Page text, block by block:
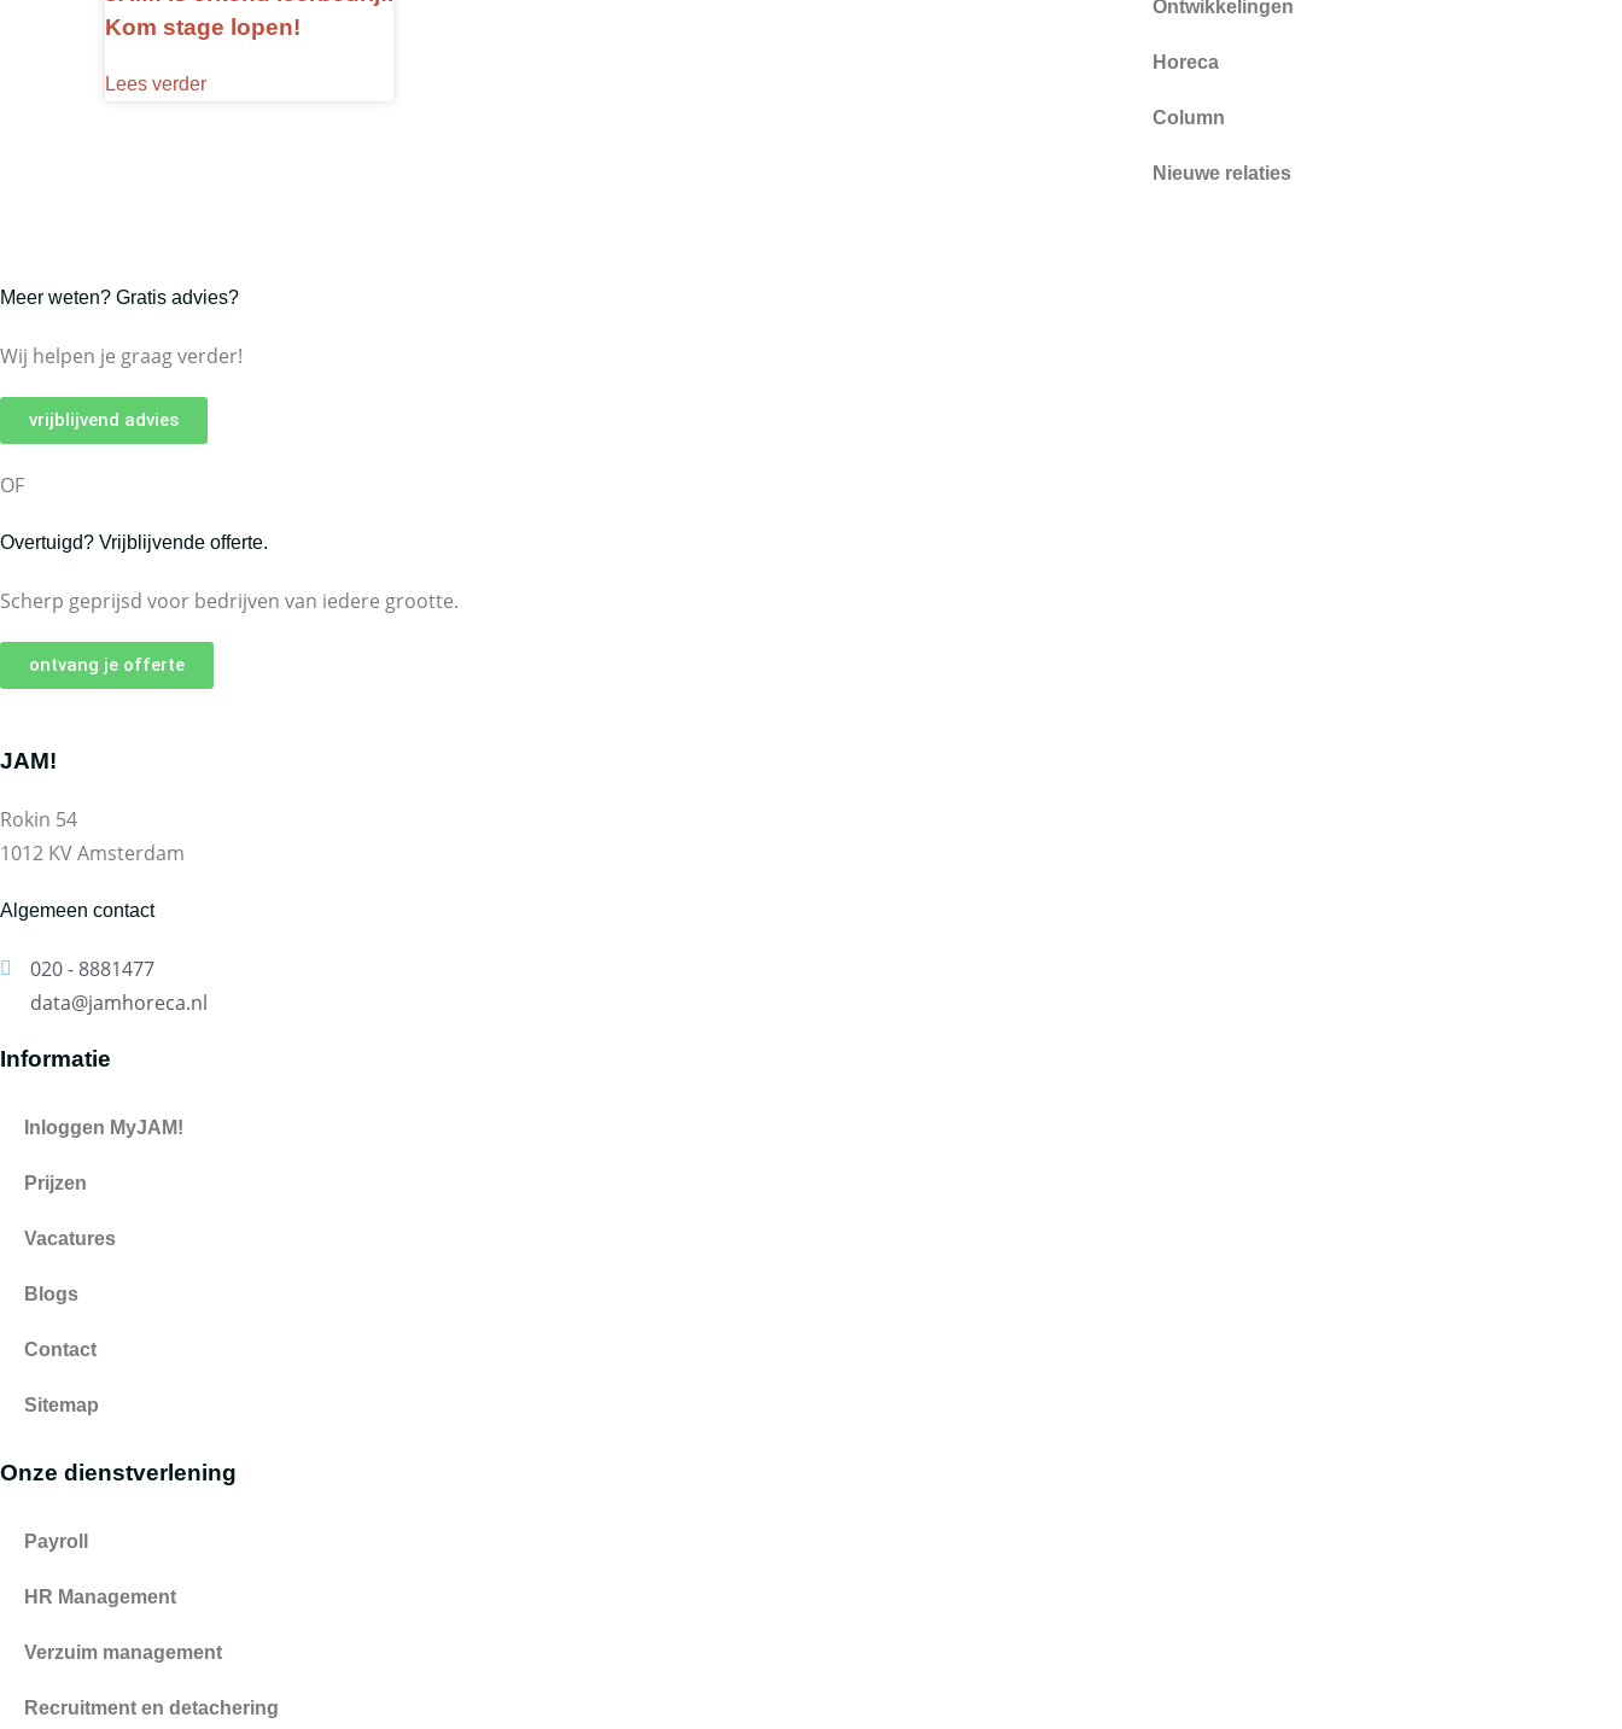
Kom stage lopen!
Lees verder
Ontwikkelingen
Horeca
Column
Nieuwe relaties
Meer weten? Gratis advies?
Wij helpen je graag verder!
vrijblijvend advies
OF
Overtuigd? Vrijblijvende offerte.
Scherp geprijsd voor bedrijven van iedere grootte.
ontvang je offerte
JAM!
Rokin 54
1012 KV Amsterdam
Algemeen contact
020 - 8881477
data@jamhoreca.nl
Informatie
Inloggen MyJAM!
Prijzen
Vacatures
Blogs
Contact
Sitemap
Onze dienstverlening
Payroll
HR Management
Verzuim management
Recruitment en detachering